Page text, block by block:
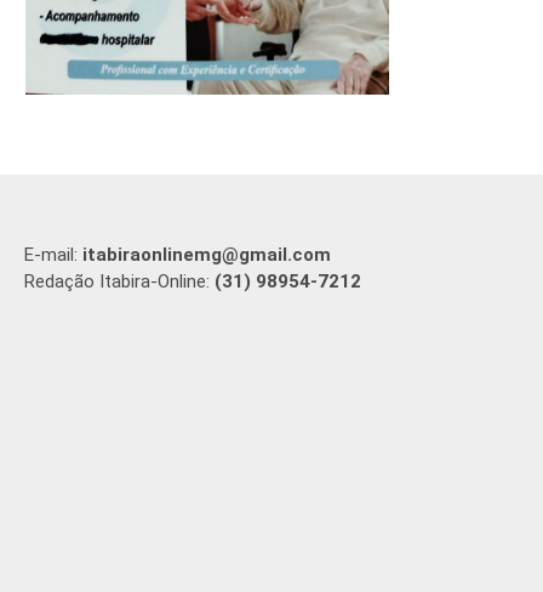
E-mail: itabiraonlinemg@gmail.com
Redação Itabira-Online: (31) 98954-7212